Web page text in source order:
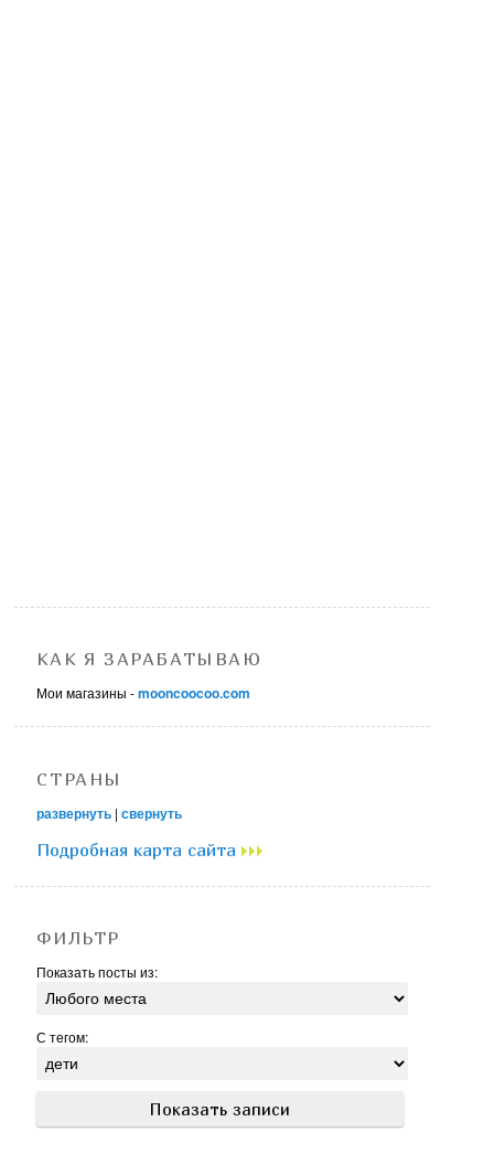
КАК Я ЗАРАБАТЫВАЮ
Мои магазины -mooncoocoo.com
СТРАНЫ
развернуть |свернуть
Подробная карта сайта
ФИЛЬТР
Показать посты из:
С тегом: